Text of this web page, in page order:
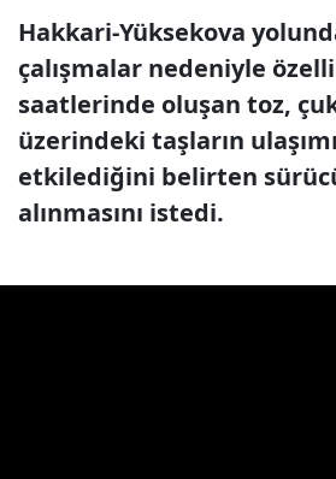
Hakkari-Yüksekova
çalışmalar nedeniyle
saatlerinde oluşan toz,
üzerindeki taşların
etkilediğini belirten
alınmasını istedi.